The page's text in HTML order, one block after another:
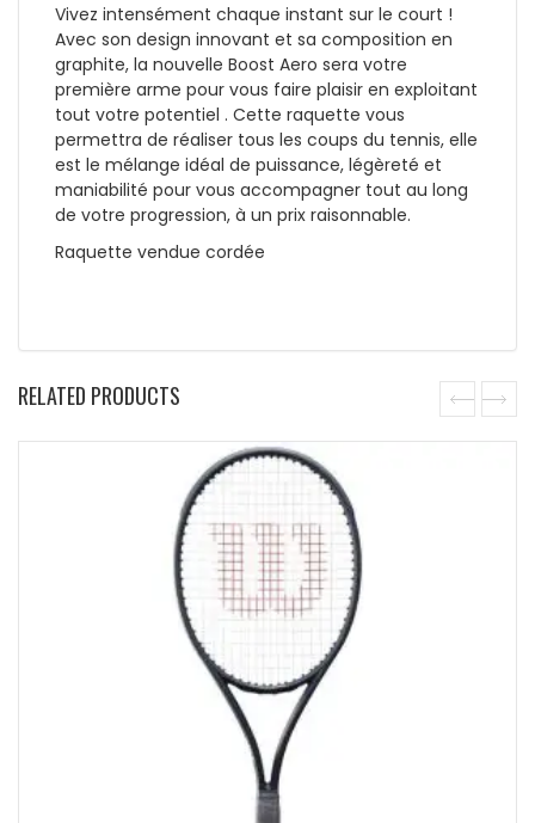
Vivez intensément chaque instant sur le court !
Avec son design innovant et sa composition en
graphite, la nouvelle Boost Aero sera votre
première arme pour vous faire plaisir en exploitant
tout votre potentiel . Cette raquette vous
permettra de réaliser tous les coups du tennis, elle
est le mélange idéal de puissance, légèreté et
maniabilité pour vous accompagner tout au long
de votre progression, à un prix raisonnable.
Raquette vendue cordée
RELATED PRODUCTS